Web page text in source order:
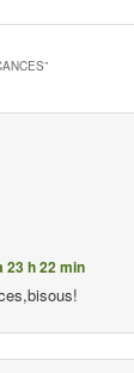
”
23 h 22 min